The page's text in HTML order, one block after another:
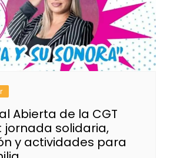
Abierta de la CGT
jornada solidaria,
y actividades para